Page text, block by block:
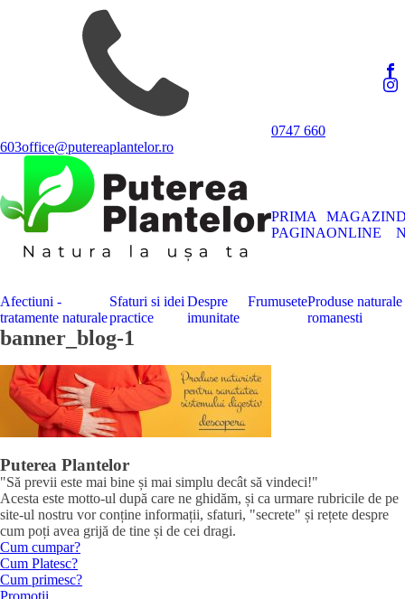
0747 660
603office@putereaplantelor.ro
PRIMA
PAGINA
MAGAZIN
ONLINE
Afectiuni -
tratamente naturale
Sfaturi si idei
practice
Despre
imunitate
FrumuseteProduse naturale
romanesti
banner_blog-1
Puterea Plantelor
"Să previi este mai bine și mai simplu decât să vindeci!"
Acesta este motto-ul după care ne ghidăm, și ca urmare rubricile de pe
site-ul nostru vor conține informații, sfaturi, "secrete" și rețete despre
cum poți avea grijă de tine și de cei dragi.
Cum cumpar?
Cum Platesc?
Cum primesc?
Promotii